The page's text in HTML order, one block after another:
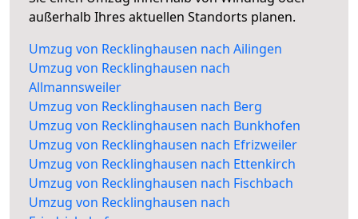
außerhalb Ihres aktuellen Standorts planen.
Umzug von Recklinghausen nach Ailingen
Umzug von Recklinghausen nach
Allmannsweiler
Umzug von Recklinghausen nach Berg
Umzug von Recklinghausen nach Bunkhofen
Umzug von Recklinghausen nach Efrizweiler
Umzug von Recklinghausen nach Ettenkirch
Umzug von Recklinghausen nach Fischbach
Umzug von Recklinghausen nach